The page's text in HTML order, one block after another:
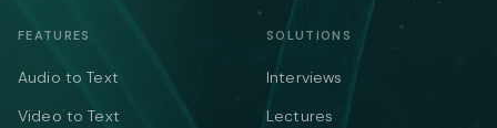
FEATURES
Audio to Text
Video to Text
SOLUTIONS
Interviews
Lectures